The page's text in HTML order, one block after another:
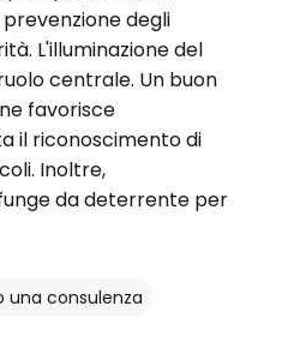
degli
L'illuminazione del
centrale. Un buon
favorisce
il riconoscimento di
Inoltre,
da deterrente per
una consulenza